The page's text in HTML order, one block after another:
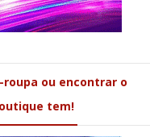
ou encontrar o
tem!